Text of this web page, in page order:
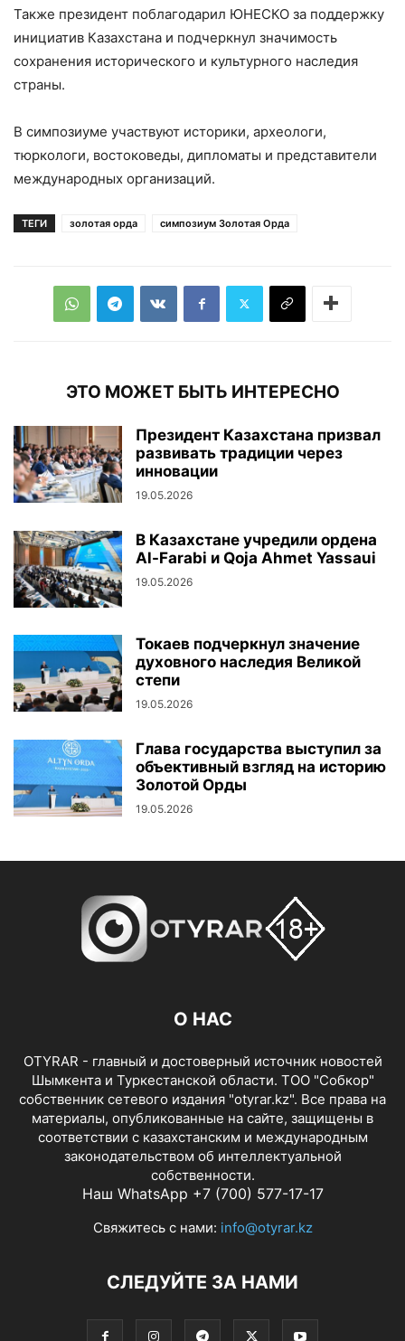
Также президент поблагодарил ЮНЕСКО за поддержку
инициатив Казахстана и подчеркнул значимость
сохранения исторического и культурного наследия
страны.
В симпозиуме участвуют историки, археологи,
тюркологи, востоковеды, дипломаты и представители
международных организаций.
ТЕГИ золотая орда симпозиум Золотая Орда
ЭТО МОЖЕТ БЫТЬ ИНТЕРЕСНО
Президент Казахстана призвал
развивать традиции через
инновации
19.05.2026
В Казахстане учредили ордена
Al-Farabi и Qoja Ahmet Yassaui
19.05.2026
Токаев подчеркнул значение
духовного наследия Великой
степи
19.05.2026
Глава государства выступил за
объективный взгляд на историю
Золотой Орды
19.05.2026
О НАС
OTYRAR - главный и достоверный источник новостей
Шымкента и Туркестанской области. ТОО "Собкор"
собственник сетевого издания "otyrar.kz". Все права на
материалы, опубликованные на сайте, защищены в
соответствии с казахстанским и международным
законодательством об интеллектуальной
собственности.
Наш WhatsApp +7 (700) 577-17-17
Свяжитесь с нами: info@otyrar.kz
СЛЕДУЙТЕ ЗА НАМИ